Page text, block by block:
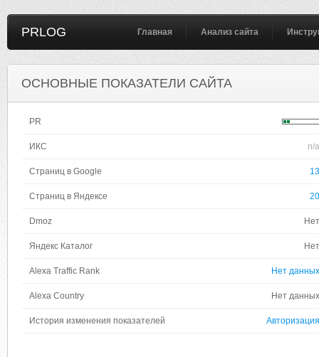
PRLOG Главная Анализ сайта
ОСНОВНЫЕ ПОКАЗАТЕЛИ САЙТА
PR
ИКС n/a
Страниц в Google 13
Страниц в Яндексе 20
Dmoz Нет
Яндекс Каталог Нет
Alexa Traffic Rank Нет данных
Alexa Country Нет данных
История изменения показателей Авторизация